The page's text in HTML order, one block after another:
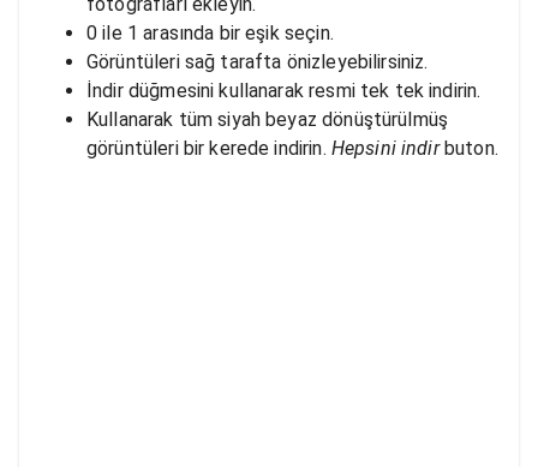
fotoğrafları ekleyin.
0 ile 1 arasında bir eşik seçin.
Görüntüleri sağ tarafta önizleyebilirsiniz.
İndir düğmesini kullanarak resmi tek tek indirin.
Kullanarak tüm siyah beyaz dönüştürülmüş
görüntüleri bir kerede indirin. Hepsini indirbuton.